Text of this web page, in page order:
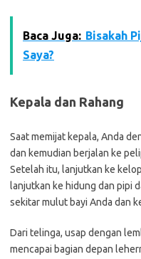
Baca Juga: Bisakah
Saya?
Kepala dan Rahang
Saat memijat kepala, Anda
dan kemudian berjalan ke
Setelah itu, lanjutkan ke
lanjutkan ke hidung dan pipi
sekitar mulut bayi Anda dan
Dari telinga, usap dengan
mencapai bagian depan